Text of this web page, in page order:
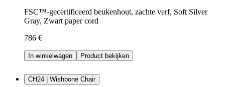
FSC™-gecertificeerd beukenhout, zachte verf, Soft Silver
Gray, Zwart paper cord
786 €
In winkelwagen Product bekijken
CH24 | Wishbone Chair